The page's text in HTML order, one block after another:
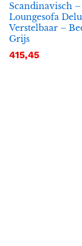
Scandinavisch –
Loungesofa
Verstelbaar –
Grijs
415,45